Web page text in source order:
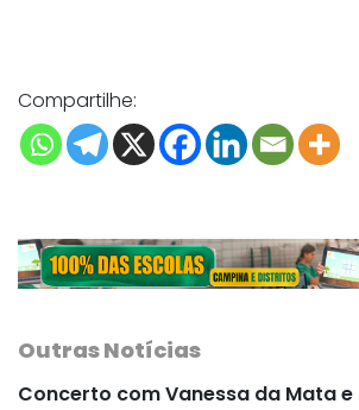
Compartilhe:
Outras Notícias
Concerto com Vanessa da Mata